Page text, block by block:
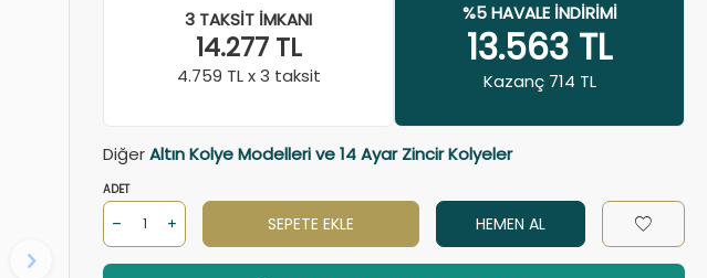
3 TAKSIT İMKANI
14.277TL
4.759 TL x 3 taksit
%5 HAVALE İNDIRIMI
13.563 TL
Kazanç 714 TL
DiğerAltın Kolye Modelleri ve 14 Ayar Zincir Kolyeler
ADET
SEPETE EKLE HEMEN AL